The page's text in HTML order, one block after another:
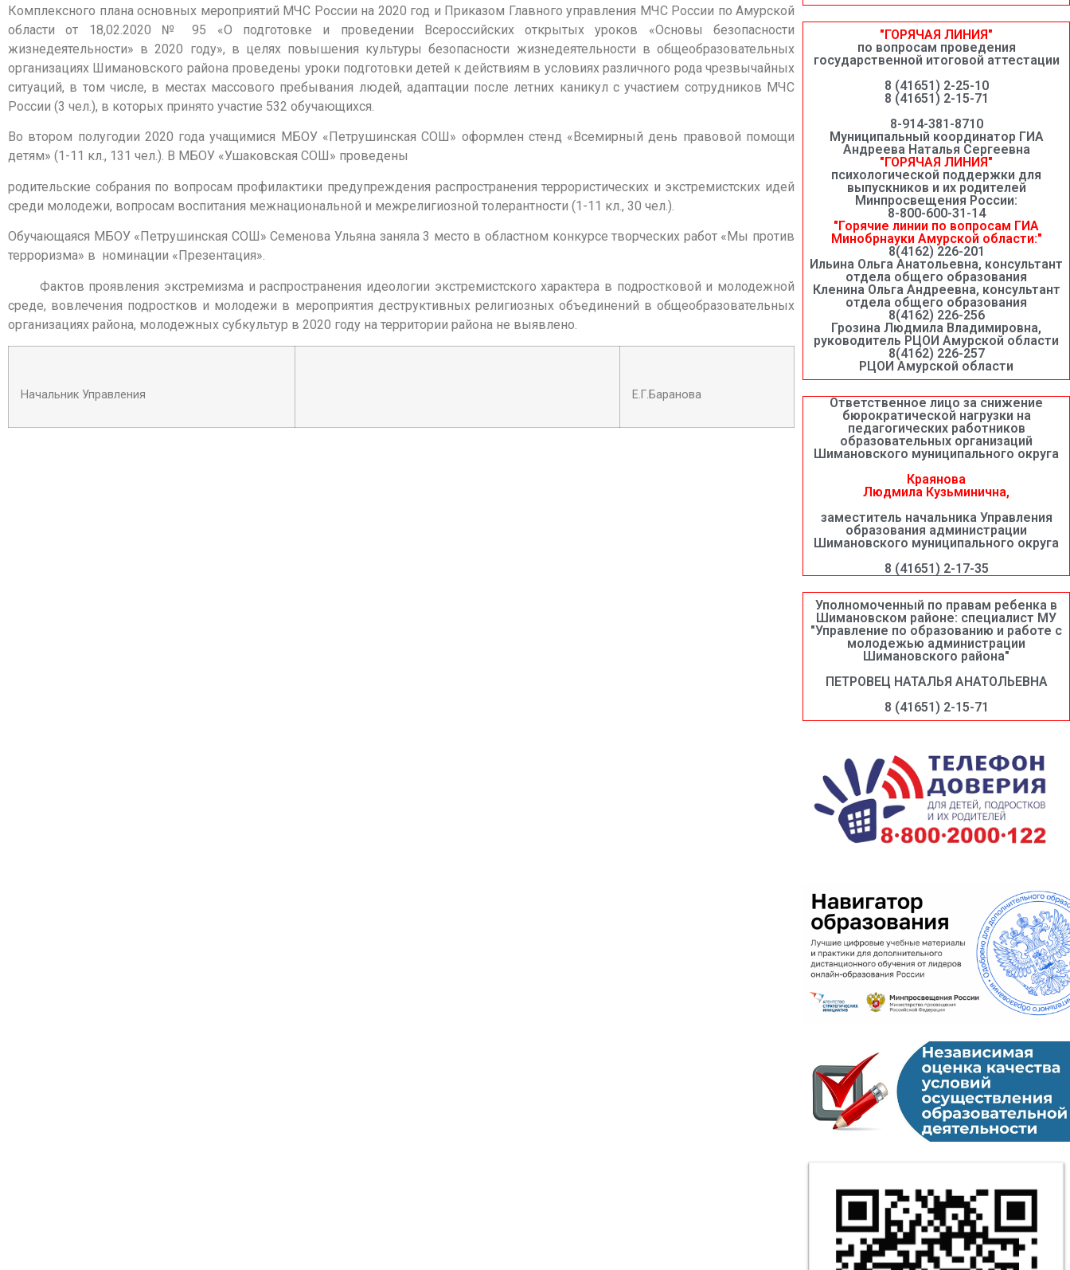
Комплексного плана основных мероприятий МЧС России на 2020 год и Приказом Главного управления МЧС России по Амурской
области от 18,02.2020 № 95 «О подготовке и проведении Всероссийских открытых уроков «Основы безопасности
жизнедеятельности» в 2020 году», в целях повышения культуры безопасности жизнедеятельности в общеобразовательных
организациях Шимановского района проведены уроки подготовки детей к действиям в условиях различного рода чрезвычайных
ситуаций, в том числе, в местах массового пребывания людей, адаптации после летних каникул с участием сотрудников МЧС
России (3 чел.), в которых принято участие 532 обучающихся.
Во втором полугодии 2020 года учащимися МБОУ «Петрушинская СОШ» оформлен стенд «Всемирный день правовой помощи
детям» (1-11 кл., 131 чел.). В МБОУ «Ушаковская СОШ» проведены
родительские собрания по вопросам профилактики предупреждения распространения террористических и экстремистских идей
среди молодежи, вопросам воспитания межнациональной и межрелигиозной толерантности (1-11 кл., 30 чел.).
Обучающаяся МБОУ «Петрушинская СОШ» Семенова Ульяна заняла 3 место в областном конкурсе творческих работ «Мы против
терроризма» в номинации «Презентация».
Фактов проявления экстремизма и распространения идеологии экстремистского характера в подростковой и молодежной
среде, вовлечения подростков и молодежи в мероприятия деструктивных религиозных объединений в общеобразовательных
организациях района, молодежных субкультур в 2020 году на территории района не выявлено.
Начальник Управления Е.Г.Баранова
"ГОРЯЧАЯ ЛИНИЯ"
по вопросам проведения
государственной итоговой аттестации
8 (41651) 2-25-10
8 (41651) 2-15-71
8-914-381-8710
Муниципальный координатор ГИА
Андреева Наталья Сергеевна
"ГОРЯЧАЯ ЛИНИЯ"
психологической поддержки для
выпускников и их родителей
Минпросвещения России:
8-800-600-31-14
"Горячие линии по вопросам ГИА
Минобрнауки Амурской области:"
8(4162) 226-201
Ильина Ольга Анатольевна, консультант
отдела общего образования
Кленина Ольга Андреевна, консультант
отдела общего образования
8(4162) 226-256
Грозина Людмила Владимировна,
руководитель РЦОИ Амурской области
8(4162) 226-257
РЦОИ Амурской области
Ответственное лицо за снижение
бюрократической нагрузки на
педагогических работников
образовательных организаций
Шимановского муниципального округа
Краянова
Людмила Кузьминична,
заместитель начальника Управления
образования администрации
Шимановского муниципального округа
8 (41651) 2-17-35
Уполномоченный по правам ребенка в
Шимановском районе: специалист МУ
"Управление по образованию и работе с
молодежью администрации
Шимановского района"
ПЕТРОВЕЦ НАТАЛЬЯ АНАТОЛЬЕВНА
8 (41651) 2-15-71